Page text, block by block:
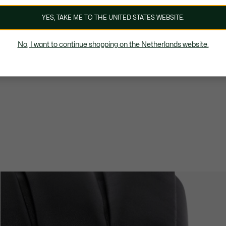
YES, TAKE ME TO THE UNITED STATES WEBSITE.
No, I want to continue shopping on the Netherlands website.